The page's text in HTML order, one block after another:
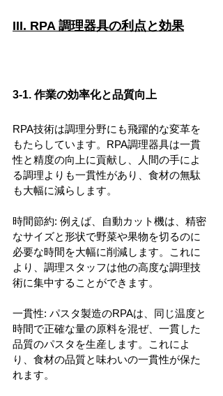
III. RPA 調理器具の利点と効果
3-1. 作業の効率化と品質向上
RPA技術は調理分野にも飛躍的な変革を
もたらしています。RPA調理器具は一貫
性と精度の向上に貢献し、人間の手によ
る調理よりも一貫性があり、食材の無駄
も大幅に減らします。
時間節約: 例えば、自動カット機は、精密
なサイズと形状で野菜や果物を切るのに
必要な時間を大幅に削減します。これに
より、調理スタッフは他の高度な調理技
術に集中することができます。
一貫性: パスタ製造のRPAは、同じ温度と
時間で正確な量の原料を混ぜ、一貫した
品質のパスタを生産します。これによ
り、食材の品質と味わいの一貫性が保た
れます。